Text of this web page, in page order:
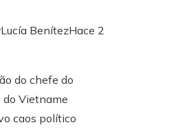
Lucía BenítezHace 2